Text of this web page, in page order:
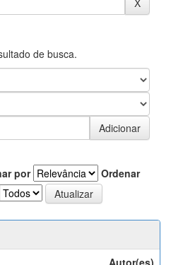
de busca.
por
Ordenar
Autor(es)